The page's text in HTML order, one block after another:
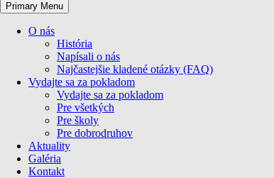
Primary Menu
O nás
História
Napísali o nás
Najčastejšie kladené otázky (FAQ)
Vydajte sa za pokladom
Vydajte sa za pokladom
Pre všetkých
Pre školy
Pre dobrodruhov
Aktuality
Galéria
Kontakt